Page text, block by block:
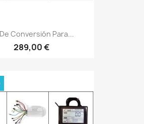
Conversión Para...
289,00 €